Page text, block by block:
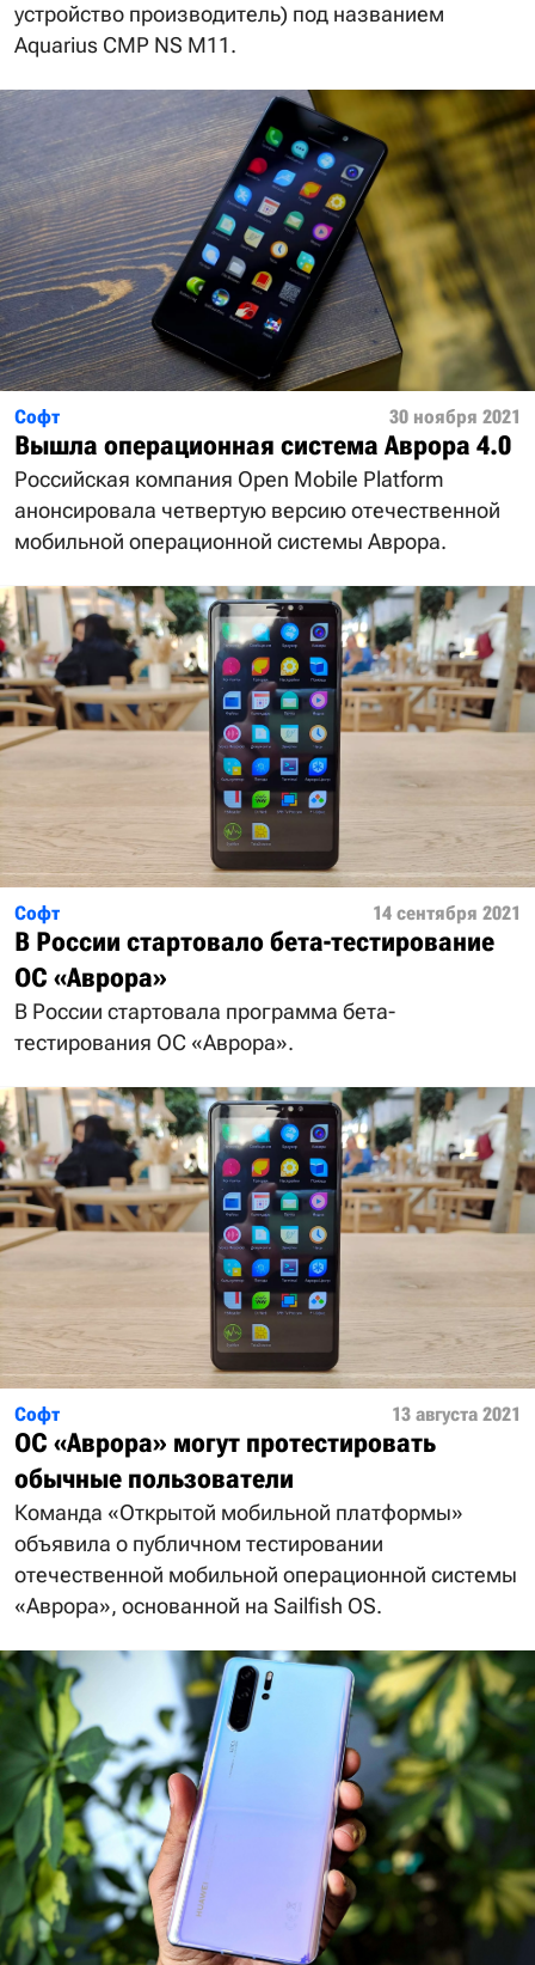
устройство производитель) под названием
Aquarius CMP NS M11.
Софт 30 ноября 2021
Вышла операционная система Аврора 4.0
Российская компания Open Mobile Platform
анонсировала четвертую версию отечественной
мобильной операционной системы Аврора.
Софт 14 сентября 2021
В России стартовало бета-тестирование
ОС «Аврора»
В России стартовала программа бета-
тестирования ОС «Аврора».
Софт 13 августа 2021
ОС «Аврора» могут протестировать
обычные пользователи
Команда «Открытой мобильной платформы»
объявила о публичном тестировании
отечественной мобильной операционной системы
«Аврора», основанной на Sailfish OS.